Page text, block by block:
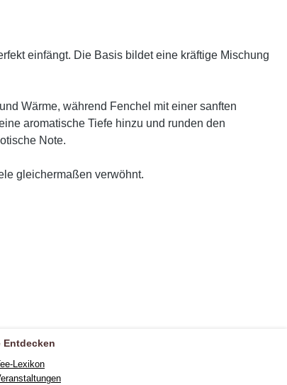
einfängt. Die Basis bildet eine kräftige Mischung
Wärme, während Fenchel mit einer sanften
aromatische Tiefe hinzu und runden den
Note.
gleichermaßen verwöhnt.
Entdecken
Lexikon